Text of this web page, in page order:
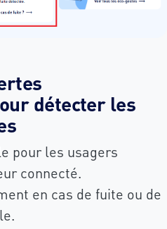
détecter les
pour les usagers
connecté.
en cas de fuite ou de